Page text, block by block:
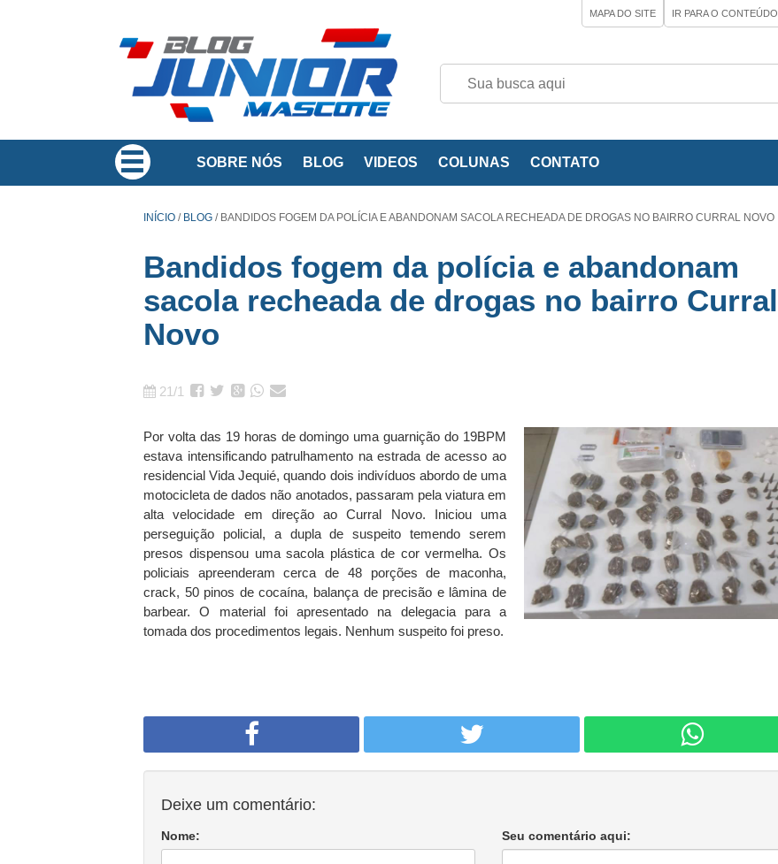
MAPA DO SITE IR PARA O CONTEÚDO
SOBRE NÓS BLOG VIDEOS COLUNAS CONTATO
INÍCIO / BLOG /BANDIDOS FOGEM DA POLÍCIA E ABANDONAM SACOLA RECHEADA DE DROGAS NO BAIRRO CURRAL NOVO
Bandidos fogem da polícia e abandonam
sacola recheada de drogas no bairro Curral
Novo
21/1
Por volta das 19 horas de domingo uma guarnição do 19BPM
estava intensificando patrulhamento na estrada de acesso ao
residencial Vida Jequié, quando dois indivíduos abordo de uma
motocicleta de dados não anotados, passaram pela viatura em
alta velocidade em direção ao Curral Novo. Iniciou uma
perseguição policial, a dupla de suspeito temendo serem
presos dispensou uma sacola plástica de cor vermelha. Os
policiais apreenderam cerca de 48 porções de maconha,
crack, 50 pinos de cocaína, balança de precisão e lâmina de
barbear. O material foi apresentado na delegacia para a
tomada dos procedimentos legais. Nenhum suspeito foi preso.
Deixe um comentário:
Nome: Seu comentário aqui: